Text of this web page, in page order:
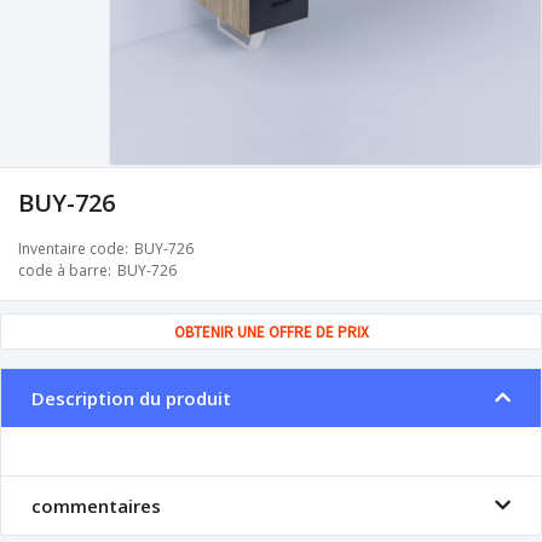
BUY-726
Inventaire code BUY-726
code à barre BUY-726
OBTENIR UNE OFFRE DE PRIX
Description du produit
commentaires